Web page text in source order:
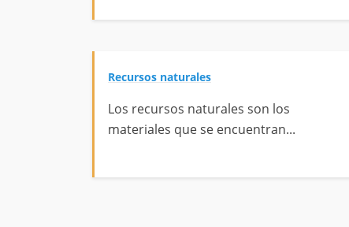
Recursos naturales
Los recursos naturales son los
materiales que se encuentran...